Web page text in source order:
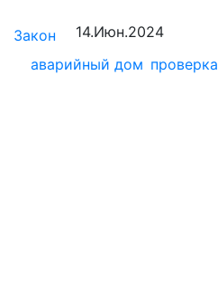
Закон
14.Июн.2024
аварийный дом проверка